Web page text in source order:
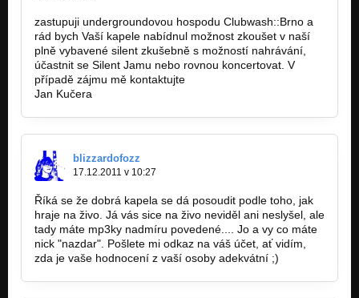
zastupuji undergroundovou hospodu Clubwash::Brno a
rád bych Vaší kapele nabídnul možnost zkoušet v naší
plně vybavené silent zkušebně s možností nahrávání,
účastnit se Silent Jamu nebo rovnou koncertovat. V
případě zájmu mě kontaktujte
Jan Kučera
blizzardofozz
17.12.2011 v 10:27
Říká se že dobrá kapela se dá posoudit podle toho, jak
hraje na živo. Já vás sice na živo neviděl ani neslyšel, ale
tady máte mp3ky nadmíru povedené.... Jo a vy co máte
nick "nazdar". Pošlete mi odkaz na váš účet, ať vidím,
zda je vaše hodnocení z vaší osoby adekvátní ;)